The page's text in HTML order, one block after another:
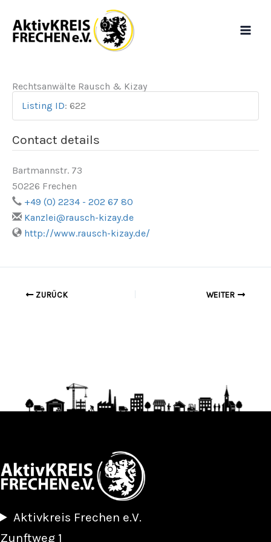
Inhalt
springen
Rechtsanwälte Rausch & Kizay
Listing ID: 622
Contact details
Bartmannstr. 73
50226 Frechen
+49 (0) 2234 - 202 67 80
Kanzlei@rausch-kizay.de
http://www.rausch-kizay.de/
ZURÜCK WEITER
Aktivkreis Frechen e.V.
Zunftweg 1